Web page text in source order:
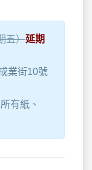
五）延期
業街10號
有紙、